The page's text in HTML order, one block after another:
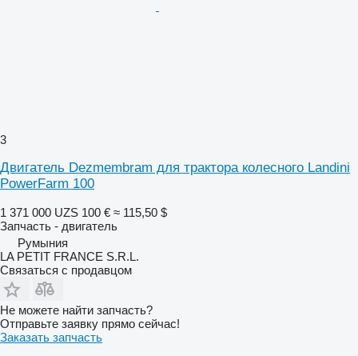
3
Двигатель Dezmembram для трактора колесного Landini
PowerFarm 100
1 371 000 UZS 100 € ≈ 115,50 $
Запчасть - двигатель
Румыния
LA PETIT FRANCE S.R.L.
Связаться с продавцом
Не можете найти запчасть?
Отправьте заявку прямо сейчас!
Заказать запчасть